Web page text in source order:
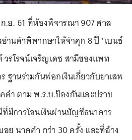
ก.ย. 61 ที่ห้องพิจารณา 907 ศาล
านคำพิพากษาให้จำคุก 8 ปี "เบนซ์
รโรจน์เจริญเดช สามีของแพท
านร่วมกันฟอกเงินเกี่ยวกับยาเสพ
คำ ตาม พ.ร.บ.ป้องกันและปราบ
มีการโอนเงินผ่านบัญชีธนาคาร
ย นาคคำ กว่า 30 ครั้ง และที่อ้าง